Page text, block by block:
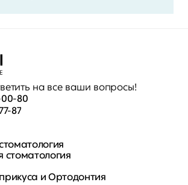
на все ваши вопросы!
00-80
87
стоматология
и Ортодонтия